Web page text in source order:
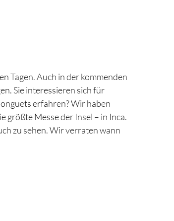
Tagen. Auch in der kommenden
Sie interessieren sich für
erfahren? Wir haben
größte Messe der Insel – in Inca.
zu sehen. Wir verraten wann